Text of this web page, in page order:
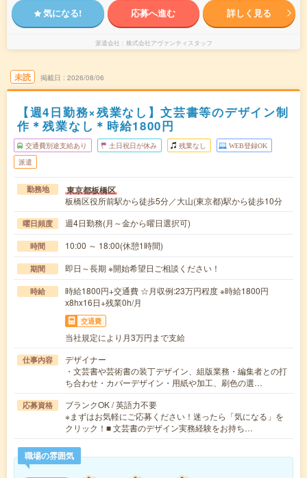
気になる! 応募へ進む 詳しく見る
派遣会社 株式会社アヴァンティスタッフ
未読 掲載日 2026/08/06
【週4日勤務×残業なし】文芸書等のデザイン制
作＊残業なし＊時給1800円
交通費別途支給あり 土日祝日が休み 残業なし WEB登録OK
派遣
勤務地 東京都板橋区
板橋区役所前駅から徒歩5分／大山(東京都)駅から徒歩10分
曜日頻度 週4日勤務(月～金から曜日選択可)
時間 10:00 ～ 18:00(休憩1時間)
期間 即日～長期 ※開始希望日ご相談ください！
時給
時給1800円+交通費 ☆月収例:23万円程度 ※時給1800円
x8hx16日+残業0h/月
交通費
当社規定により月3万円まで支給
仕事内容
デザイナー
・文芸書や芸術書の装丁デザイン、組版業務・編集者との打
ち合わせ・カバーデザイン・用紙や加工、刷色の選…
応募資格
ブランクOK / 英語力不要
※まずはお気軽にご応募ください！迷ったら「気になる」を
クリック！■ 文芸書のデザイン実務経験をお持ち…
職場の雰囲気